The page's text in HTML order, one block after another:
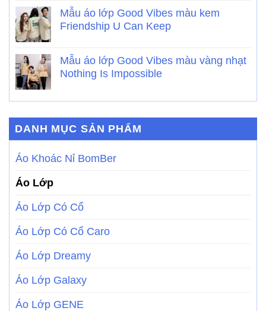
Mẫu áo lớp Good Vibes màu kem
Friendship U Can Keep
Mẫu áo lớp Good Vibes màu vàng nhạt
Nothing Is Impossible
DANH MỤC SẢN PHẨM
Áo Khoác Nỉ BomBer
Áo Lớp
Áo Lớp Có Cổ
Áo Lớp Có Cổ Caro
Áo Lớp Dreamy
Áo Lớp Galaxy
Áo Lớp GENE